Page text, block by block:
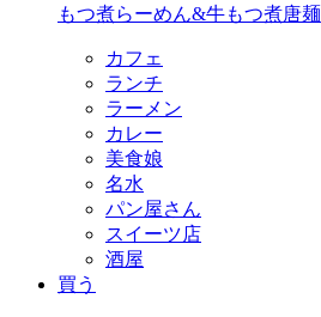
もつ煮らーめん&牛もつ煮唐麺
カフェ
ランチ
ラーメン
カレー
美食娘
名水
パン屋さん
スイーツ店
酒屋
買う